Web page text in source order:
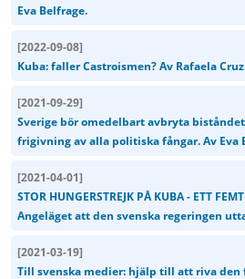
Eva Belfrage.
[2022-09-08]
Kuba: faller Castroismen? Av Rafaela
[2021-09-29]
Sverige bör omedelbart avbryta
frigivning av alla politiska fångar. Av Eva
[2021-04-01]
STOR HUNGERSTREJK PÅ KUBA - ETT
Angeläget att den svenska regeringen
[2021-03-19]
Till svenska medier: hjälp till att riva